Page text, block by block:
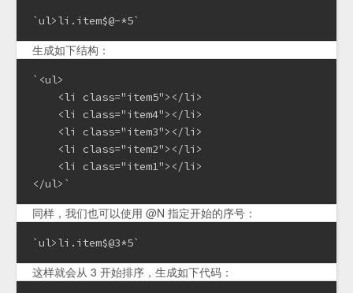
`ul>li.item$@-*5`
生成如下结构：
`<ul>
    <li class="item5"></li>
    <li class="item4"></li>
    <li class="item3"></li>
    <li class="item2"></li>
    <li class="item1"></li>
</ul>`
同样，我们也可以使用 @N 指定开始的序号：
`ul>li.item$@3*5`
这样就会从 3 开始排序，生成如下代码：